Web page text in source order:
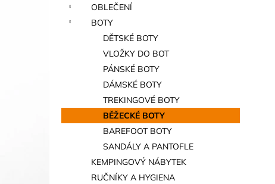
OBLEČENÍ
BOTY
DĚTSKÉ BOTY
VLOŽKY DO BOT
PÁNSKÉ BOTY
DÁMSKÉ BOTY
TREKINGOVÉ BOTY
BĚŽECKÉ BOTY
BAREFOOT BOTY
SANDÁLY A PANTOFLE
KEMPINGOVÝ NÁBYTEK
RUČNÍKY A HYGIENA